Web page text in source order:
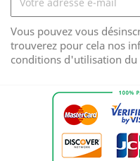
Vous pouvez vous
trouverez pour cela nos
conditions d'utilisation du